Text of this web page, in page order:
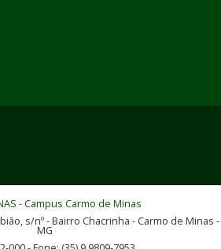
- Campus Carmo de Minas
s/nº - Bairro Chacrinha - Carmo de Minas -
MG